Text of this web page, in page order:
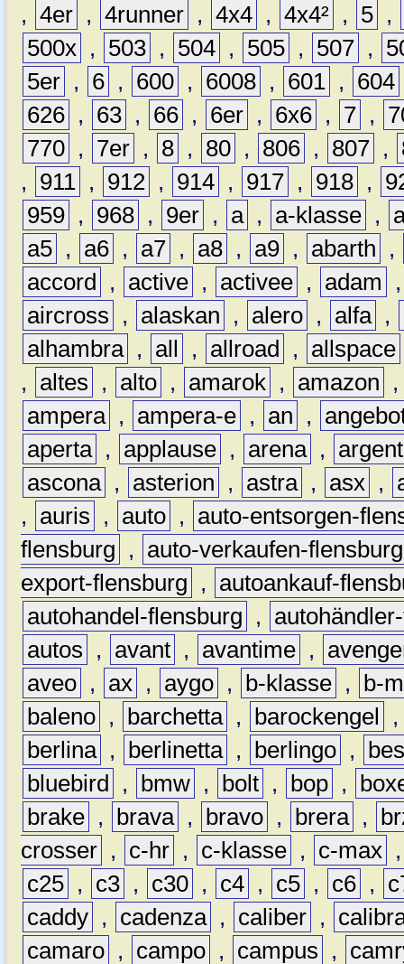
, 4er , 4runner , 4x4 , 4x4² , 5 ,
500x , 503 , 504 , 505 , 507 ,
5er , 6 , 600 , 6008 , 601 , 604
626 , 63 , 66 , 6er , 6x6 , 7 ,
770 , 7er , 8 , 80 , 806 , 807 ,
,
911 , 912 , 914 , 917 , 918 ,
959 , 968 , 9er , a , a-klasse ,
a5 , a6 , a7 , a8 , a9 , abarth
,
accord
, active , activee , adam
aircross
, alaskan , alero , alfa ,
alhambra , all , allroad , allspace
,
altes , alto , amarok , amazon
ampera , ampera-e , an ,
aperta , applause , arena ,
ascona , asterion , astra , asx ,
,
auris , auto ,
auto-entsorgen-
flensburg
,
auto-verkaufen-flensburg
export-flensburg
,
autoankauf-
autohandel-flensburg
,
autos
, avant , avantime ,
aveo , ax , aygo , b-klasse ,
b-
baleno , barchetta , barockengel
berlina , berlinetta , berlingo ,
bluebird
, bmw , bolt , bop ,
brake , brava , bravo , brera ,
crosser , c-hr , c-klasse , c-max
c25 , c3 , c30 , c4 , c5 , c6 ,
caddy , cadenza , caliber ,
camaro , campo , campus ,